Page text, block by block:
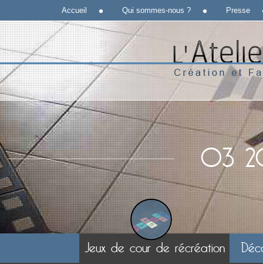
03
Accueil Qui sommes-nous ? Presse
Jeux de cour de récréation